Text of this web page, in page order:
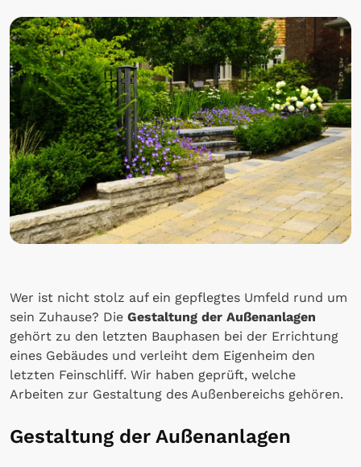
Wer ist nicht stolz auf ein gepflegtes Umfeld rund um
sein Zuhause? Die Gestaltung der Außenanlagen
gehört zu den letzten Bauphasen bei der Errichtung
eines Gebäudes und verleiht dem Eigenheim den
letzten Feinschliff. Wir haben geprüft, welche
Arbeiten zur Gestaltung des Außenbereichs gehören.
Gestaltung der Außenanlagen